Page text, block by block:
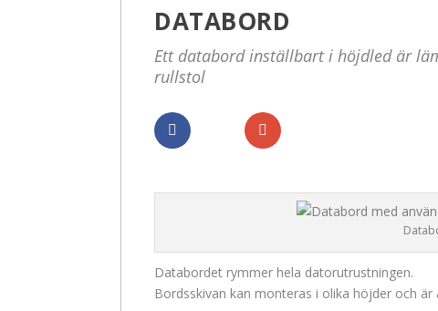
DATABORD
Ett databord inställbart i höjdled är
rullstol
Databordet rymmer hela datorutrustningen.
Bordsskivan kan monteras i olika höjder och är